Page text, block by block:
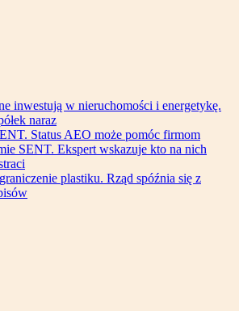
inwestują w nieruchomości i energetykę.
naraz
Status AEO może pomóc firmom
SENT. Ekspert wskazuje kto na nich
plastiku. Rząd spóźnia się z